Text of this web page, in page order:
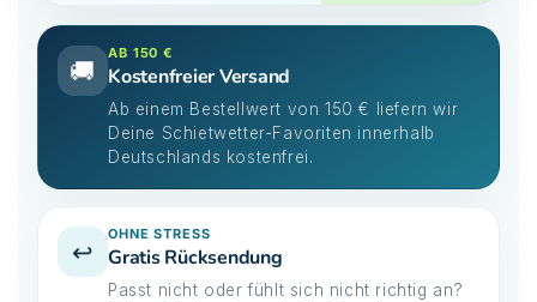
🚚
AB 150 €
Kostenfreier Versand
Ab einem Bestellwert von 150 € liefern wir
Deine Schietwetter-Favoriten innerhalb
Deutschlands kostenfrei.
↩️
OHNE STRESS
Gratis Rücksendung
Passt nicht oder fühlt sich nicht richtig an?